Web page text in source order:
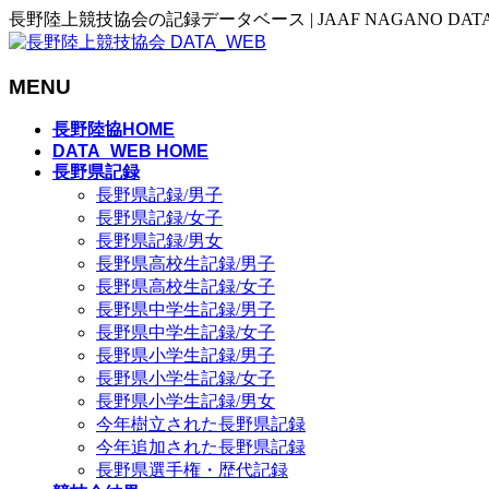
長野陸上競技協会の記録データベース | JAAF NAGANO
MENU
長野陸協HOME
DATA_WEB HOME
長野県記録
長野県記録/男子
長野県記録/女子
長野県記録/男女
長野県高校生記録/男子
長野県高校生記録/女子
長野県中学生記録/男子
長野県中学生記録/女子
長野県小学生記録/男子
長野県小学生記録/女子
長野県小学生記録/男女
今年樹立された長野県記録
今年追加された長野県記録
長野県選手権・歴代記録